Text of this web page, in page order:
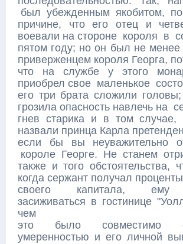
был убежденным якобитом,
причине, что его отец и
воевали на стороне короля в
пятом году; но он был не
приверженцем короля Георга,
что на службе у этого
приобрел свое маленькое
его три брата сложили
грозила опасность навлечь на
гнев старика и в том
назвали принца Карла
если бы вы неуважительно
короле Георге. Не станем
также и того обстоятельства,
когда сержант получал
своего капитала, ему
засиживаться в гостинице
чем
это было совместимо
умеренностью и его личной